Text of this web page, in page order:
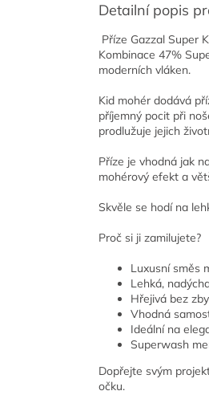
Detailní popis
Příze Gazzal Super
Kombinace 47%
moderních vláken.
Kid mohér dodává
příjemný pocit při
prodlužuje jejich
Příze je vhodná jak
mohérový efekt a
Skvěle se hodí na
Proč si ji zamilujete?
Luxusní směs
Lehká,
Hřejivá bez
Vhodná
Ideální na
Superwash
Dopřejte svým
očku.